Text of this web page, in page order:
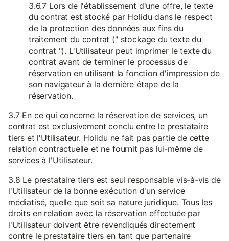
3.6.7 Lors de l'établissement d'une offre, le texte
du contrat est stocké par Holidu dans le respect
de la protection des données aux fins du
traitement du contrat (" stockage du texte du
contrat "). L'Utilisateur peut imprimer le texte du
contrat avant de terminer le processus de
réservation en utilisant la fonction d'impression de
son navigateur à la dernière étape de la
réservation.
3.7 En ce qui concerne la réservation de services, un
contrat est exclusivement conclu entre le prestataire
tiers et l'Utilisateur. Holidu ne fait pas partie de cette
relation contractuelle et ne fournit pas lui-même de
services à l'Utilisateur.
3.8 Le prestataire tiers est seul responsable vis-à-vis de
l'Utilisateur de la bonne exécution d'un service
médiatisé, quelle que soit sa nature juridique. Tous les
droits en relation avec la réservation effectuée par
l'Utilisateur doivent être revendiqués directement
contre le prestataire tiers en tant que partenaire